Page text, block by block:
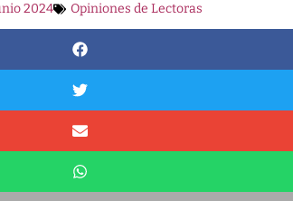
2024
Opiniones de Lectoras